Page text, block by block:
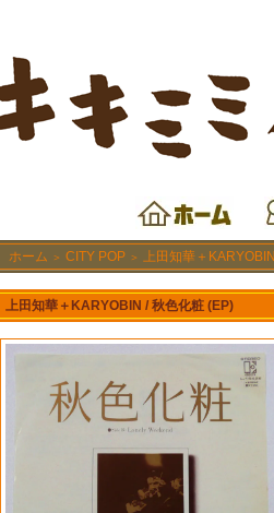
ホーム ＞ CITY POP ＞ 上田知華＋
上田知華＋KARYOBIN / 秋色化粧 (EP)